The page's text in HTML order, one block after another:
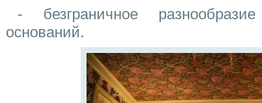
- безграничное
оснований.